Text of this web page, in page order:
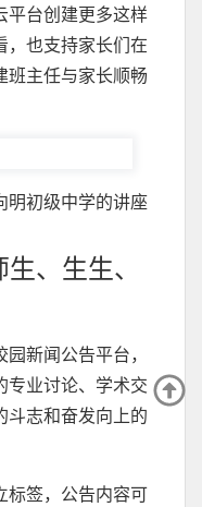
平台创建更多这样
，也支持家长们在
班主任与家长顺畅
明初级中学的讲座
、生生、
新闻公告平台，
专业讨论、学术交
斗志和奋发向上的
标签，公告内容可